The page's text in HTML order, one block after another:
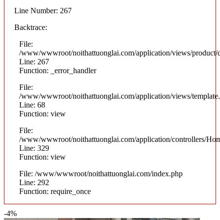
Line Number: 267
Backtrace:
File:
/www/wwwroot/noithattuonglai.com/application/views/product/
Line: 267
Function: _error_handler
File:
/www/wwwroot/noithattuonglai.com/application/views/
Line: 68
Function: view
File:
/www/wwwroot/noithattuonglai.com/application/controllers/
Line: 329
Function: view
File: /www/wwwroot/noithattuonglai.com/index.php
Line: 292
Function: require_once
-4%